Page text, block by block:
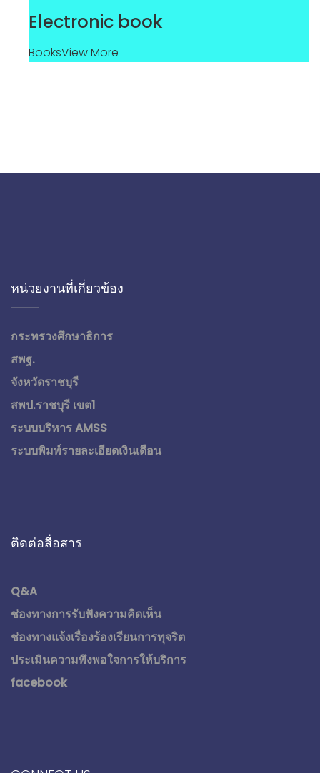
Electronic book
BooksView More
หน่วยงานที่เกี่ยวข้อง
กระทรวงศึกษาธิการ
สพฐ.
จังหวัดราชบุรี
สพป.ราชบุรี เขต1
ระบบบริหาร AMSS
ระบบพิมพ์รายละเอียดเงินเดือน
ติดต่อสื่อสาร
Q&A
ช่องทางการรับฟังความคิดเห็น
ช่องทางแจ้งเรื่องร้องเรียนการทุจริต
ประเมินความพึงพอใจการให้บริการ
facebook